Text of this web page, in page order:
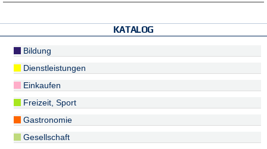
KATALOG
Bildung
Dienstleistungen
Einkaufen
Freizeit, Sport
Gastronomie
Gesellschaft